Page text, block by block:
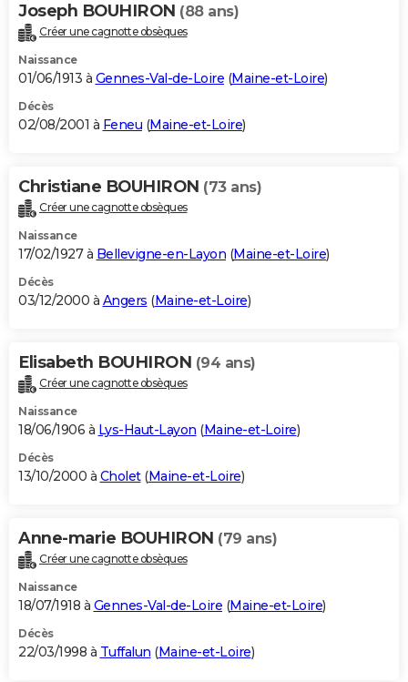
Joseph BOUHIRON (88 ans)
Créer une cagnotte obsèques
Naissance
01/06/1913 à Gennes-Val-de-Loire (Maine-et-Loire)
Décès
02/08/2001 à Feneu (Maine-et-Loire)
Christiane BOUHIRON (73 ans)
Créer une cagnotte obsèques
Naissance
17/02/1927 à Bellevigne-en-Layon (Maine-et-Loire)
Décès
03/12/2000 à Angers (Maine-et-Loire)
Elisabeth BOUHIRON (94 ans)
Créer une cagnotte obsèques
Naissance
18/06/1906 à Lys-Haut-Layon (Maine-et-Loire)
Décès
13/10/2000 à Cholet(Maine-et-Loire)
Anne-marie BOUHIRON (79 ans)
Créer une cagnotte obsèques
Naissance
18/07/1918 à Gennes-Val-de-Loire (Maine-et-Loire)
Décès
22/03/1998 à Tuffalun (Maine-et-Loire)